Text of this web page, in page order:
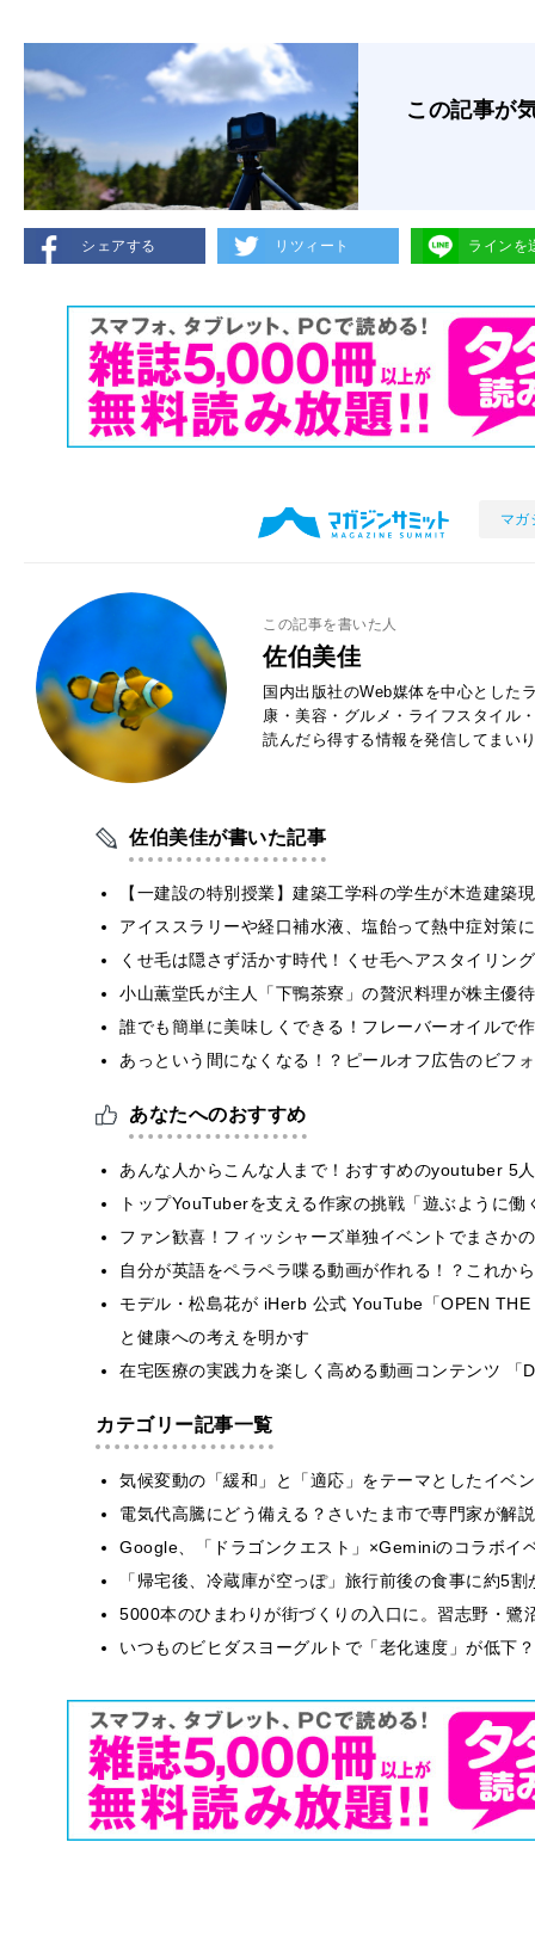
この記事が
シェアする リツィート ラインを
マガ
この記事を書いた人
佐伯美佳
国内出版社のWeb媒体を中心とした
康・美容・グルメ・ライフスタイル
読んだら得する情報を発信してまい
佐伯美佳が書いた記事
【一建設の特別授業】建築工学科の学生が木造建
アイススラリーや経口補水液、塩飴って熱中症対策
くせ毛は隠さず活かす時代！くせ毛ヘアスタイリン
小山薫堂氏が主人「下鴨茶寮」の贅沢料理が株主優
誰でも簡単に美味しくできる！フレーバーオイルで
あっという間になくなる！？ピールオフ広告のビフ
あなたへのおすすめ
あんな人からこんな人まで！おすすめのyoutuber 5人
トップYouTuberを支える作家の挑戦「遊ぶように
ファン歓喜！フィッシャーズ単独イベントでまさか
自分が英語をペラペラ喋る動画が作れる！？これか
モデル・松島花が iHerb 公式 YouTube「OPEN
と健康への考えを明かす
在宅医療の実践力を楽しく高める動画コンテンツ 「
カテゴリー記事一覧
気候変動の「緩和」と「適応」をテーマとしたイベ
電気代高騰にどう備える？さいたま市で専門家が解
Google、「ドラゴンクエスト」×Geminiのコラボイ
「帰宅後、冷蔵庫が空っぽ」旅行前後の食事に約5
5000本のひまわりが街づくりの入口に。習志野・
いつものビヒダスヨーグルトで「老化速度」が低